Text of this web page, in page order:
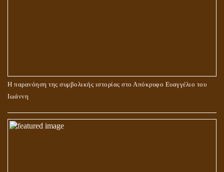
Η παρανόηση της συμβολικής ιστορίας στο Απόκρυφο Ευαγγέλιο του
Ιωάννη